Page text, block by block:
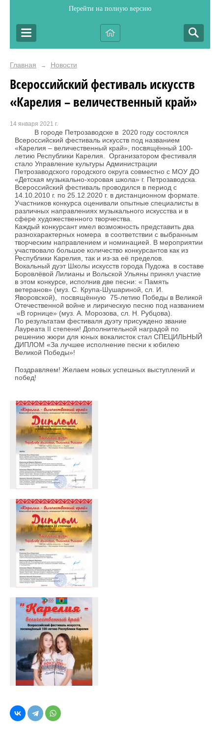
Перейти на полную версию
Главная → Новости
Всероссийский фестиваль искусств
«Карелия – величественный край»
14 января 2021 г.
В городе Петрозаводске в 2020 году состоялся
Всероссийский фестиваль искусств под названием
«Карелия – величественный край», посвящённый 100-
летию Республики Карелия. Организатором фестиваля
стало Управление культуры Администрации
Петрозаводского городского округа совместно с МОУ ДО
«Детская музыкально-хоровая школа» г. Петрозаводска.
Всероссийский фестиваль проводился в период с
14.10.2010 г. по 25.12.2020 г. в дистанционном формате.
Участников конкурса оценивали опытные специалисты в
различных направлениях музыкального искусства и в
сфере художественного творчества.
Каждый конкурсант имел возможность представить два
разнохарактерных номера в соответствии с выбранным
творческим направлением и номинацией. В мероприятии
участвовало большое количество конкурсантов как из
Республики Карелия, так и из-за её пределов.
Вокальный дуэт Школы искусств города Пудожа в составе
Боровлёвой Лилианы и Вольской Ульяны принял участие
в этом конкурсе, исполнив две песни: « Память
ветеранов» (муз. С. Крупа-Шушариной, сл. И.
Яворовской), посвящённую 75-летию Победы в Великой
Отечественной войне и лирическую песню под названием
«В горнице» (муз. А. Морозова, сл. Н. Рубцова).
По результатам фестиваля дуэту присуждено звание
Лауреата II степени! Дополнительной наградой по
решению жюри для юных вокалисток стал СПЕЦИЛЬНЫЙ
ДИПЛОМ «За лучшее исполнение песни к юбилею
Великой Победы»!
Поздравляем! Желаем новых успешных выступлений и
побед!